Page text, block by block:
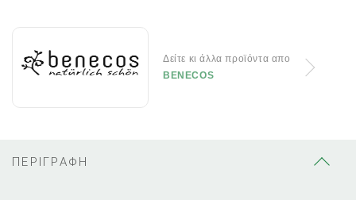
Δείτε κι άλλα προϊόντα απο
BENECOS
ΠΕΡΙΓΡΑΦΗ